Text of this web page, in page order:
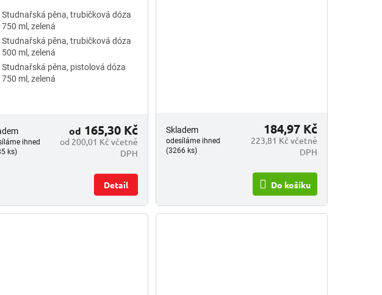
Studnařská pěna, trubičková dóza
750 ml, zelená
Studnařská pěna, trubičková dóza
500 ml, zelená
Studnařská pěna, pistolová dóza
750 ml, zelená
ihned
ks)
od 200,01 Kč včetně
DPH
od 165,30 Kč
Detail
Skladem
odesíláme ihned
(3266 ks)
223,81 Kč včetně
DPH
184,97 Kč
Do košíku